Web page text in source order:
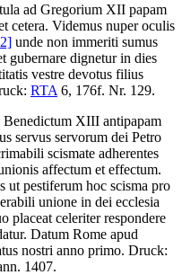
ad Gregorium XII papam
cetera. Videmus nuper oculis
unde non immeriti sumus
gubernare dignetur in dies
vestre devotus filius
RTA 6, 176f. Nr. 129.
Benedictum XIII antipapam
servus servorum dei Petro
scismate adherentes
affectum et effectum.
ut pestiferum hoc scisma pro
unione in dei ecclesia
placeat celeriter respondere
Datum Rome apud
nostri anno primo. Druck:
1407.